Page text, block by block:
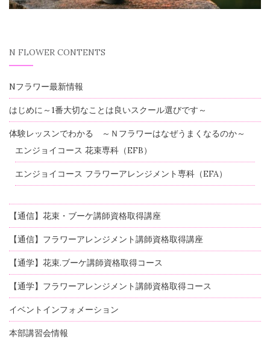
N FLOWER CONTENTS
Nフラワー最新情報
はじめに～1番大切なことは良いスクール選びです～
体験レッスンでわかる ～Ｎフラワーはなぜうまくなるのか～
エンジョイコース 花束専科（EFB）
エンジョイコース フラワーアレンジメント専科（EFA）
【通信】花束・ブーケ講師資格取得講座
【通信】フラワーアレンジメント講師資格取得講座
【通学】花束.ブーケ講師資格取得コース
【通学】フラワーアレンジメント講師資格取得コース
イベントインフォメーション
本部講習会情報